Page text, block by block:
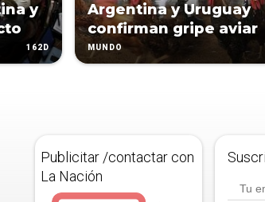
y
162D
Argentina y Uruguay
confirman gripe aviar
MUNDO
Publicitar /contactar con
La Nación